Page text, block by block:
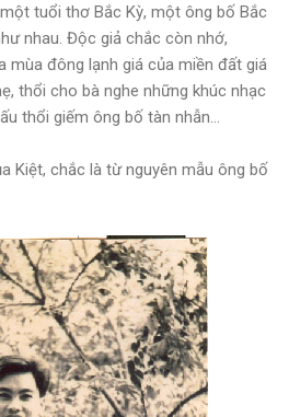
tuổi thơ Bắc Kỳ, một ông bố Bắc
nhau. Độc giả chắc còn nhớ,
mùa đông lạnh giá của miền đất giá
thổi cho bà nghe những khúc nhạc
thổi giếm ông bố tàn nhẫn…
Kiệt, chắc là từ nguyên mẫu ông bố